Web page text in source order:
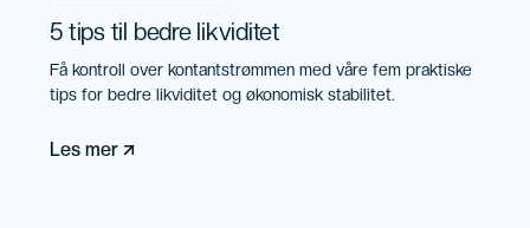
5 tips til bedre likviditet
Få kontroll over kontantstrømmen med våre fem praktiske
tips for bedre likviditet og økonomisk stabilitet.
Les mer